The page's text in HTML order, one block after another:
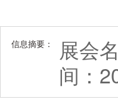
信息摘要：
展会
间：